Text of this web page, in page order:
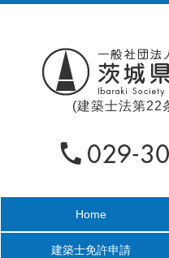
(建築士法第22
Home
建築士免許申請